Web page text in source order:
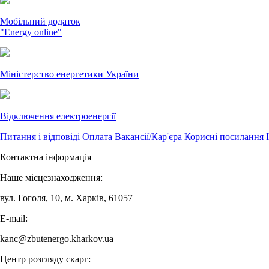
Мобільний додаток
"Energy online"
Міністерство енергетики України
Відключення електроенергії
Питання і відповіді Оплата Вакансії/Кар'єра Корисні посилання
Контактна інформація
Наше місцезнаходження:
вул. Гоголя, 10, м. Харків, 61057
E-mail:
kanc@zbutenergo.kharkov.ua
Центр розгляду скарг: